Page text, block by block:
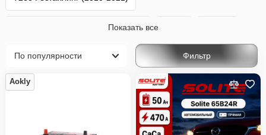
T260 2-й Рестайлинг (2016-2020)
Показать все
Фильтр
Aokly